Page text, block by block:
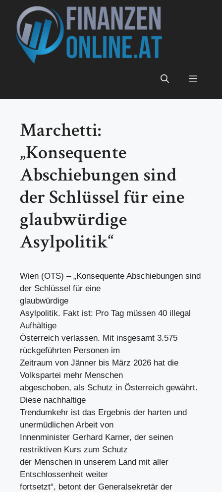
Inhalt
springen
Menü
Marchetti:
„Konsequente
Abschiebungen sind
der Schlüssel für eine
glaubwürdige
Asylpolitik“
Wien (OTS) – „Konsequente Abschiebungen sind
der Schlüssel für eine
glaubwürdige
Asylpolitik. Fakt ist: Pro Tag müssen 40 illegal
Aufhältige
Österreich verlassen. Mit insgesamt 3.575
rückgeführten Personen im
Zeitraum von Jänner bis März 2026 hat die
Volkspartei mehr Menschen
abgeschoben, als Schutz in Österreich gewährt.
Diese nachhaltige
Trendumkehr ist das Ergebnis der harten und
unermüdlichen Arbeit von
Innenminister Gerhard Karner, der seinen
restriktiven Kurs zum Schutz
der Menschen in unserem Land mit aller
Entschlossenheit weiter
fortsetzt“, betont der Generalsekretär der